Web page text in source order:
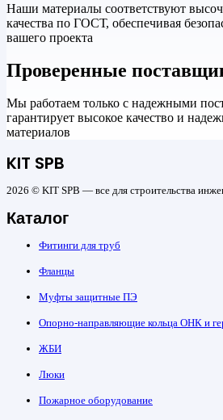
Наши материалы соответствуют
качества по ГОСТ, обеспечивая
вашего проекта
Проверенные
Мы работаем только с надежными
гарантирует высокое качество и
материалов
KIT SPB
2026 © KIT SPB — все для строительства
Каталог
Фитинги для труб
Фланцы
Муфты защитные ПЭ
Опорно-направляющие кольца ОНК и
ЖБИ
Люки
Пожарное оборудование